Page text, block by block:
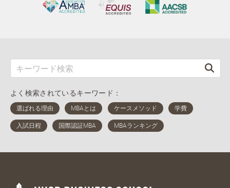
よく検索されているキーワード：